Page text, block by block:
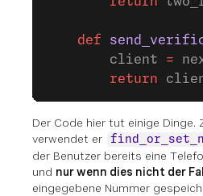
    def
        client
=
        return
Der Code hier tut einige Dinge.
verwendet er
der Benutzer bereits eine
und nur wenn dies nicht der
eingegebene Nummer